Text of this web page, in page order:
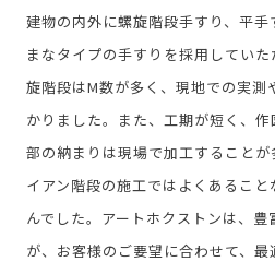
建物の内外に螺旋階段手すり、平手
まなタイプの手すりを採用してい
旋階段はM数が多く、現地での実測
かりました。また、工期が短く、
部の納まりは現場で加工すること
イアン階段の施工ではよくあるこ
んでした。アートホクストンは、
が、お客様のご要望に合わせて、